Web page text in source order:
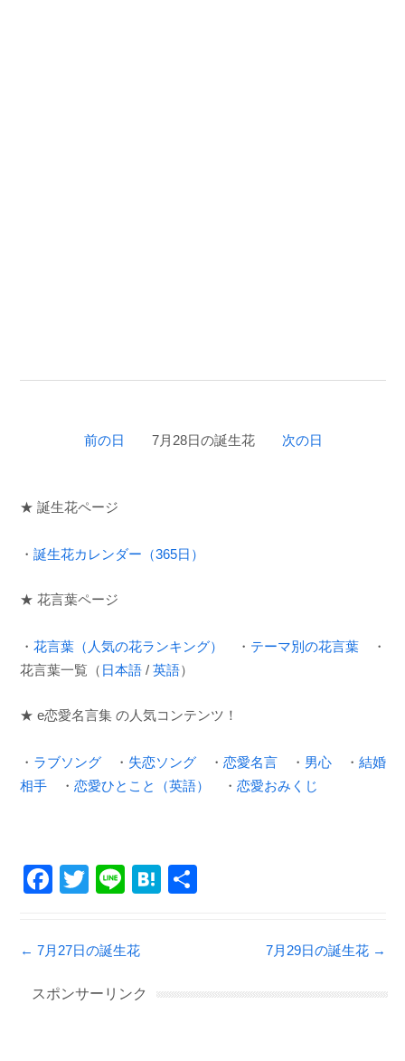
前の日 7月28日の誕生花 次の日
★ 誕生花ページ
・ 誕生花カレンダー（365日）
★ 花言葉ページ
・ 花言葉（人気の花ランキング） ・ テーマ別の花言葉 ・
花言葉一覧（ 日本語 / 英語）
★ e恋愛名言集 の人気コンテンツ！
・ ラブソング ・ 失恋ソング ・ 恋愛名言 ・ 男心 ・ 結婚
相手 ・ 恋愛ひとこと（英語） ・ 恋愛おみくじ
F
c
e
b
T
tt
er
Li
e
H
Post navigation
← 7月27日の誕生花 7月29日の誕生花 →
スポンサーリンク